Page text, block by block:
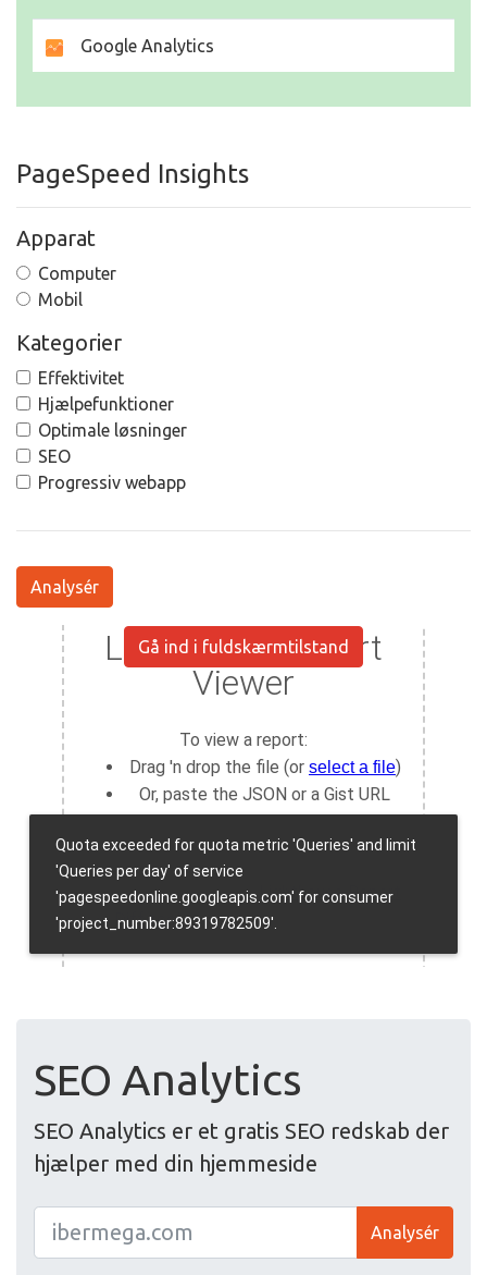
Google Analytics
PageSpeed Insights
Apparat
Computer
Mobil
Kategorier
Effektivitet
Hjælpefunktioner
Optimale løsninger
SEO
Progressiv webapp
Analysér
Gå ind i fuldskærmtilstand
SEO Analytics
SEO Analytics er et gratis SEO redskab der
hjælper med din hjemmeside
Analysér